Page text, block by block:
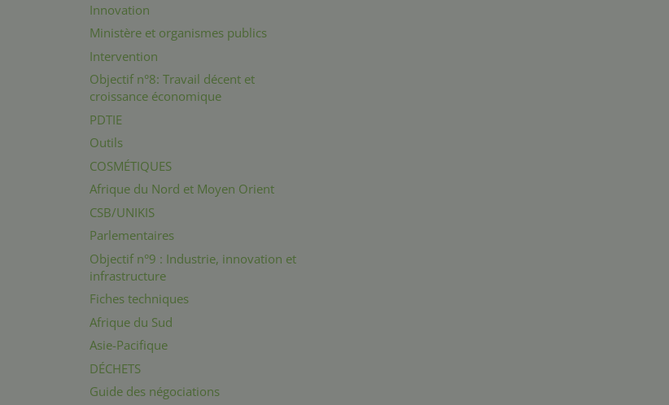
Innovation
Ministère et organismes publics
Intervention
Objectif n°8: Travail décent et
croissance économique
PDTIE
Outils
COSMÉTIQUES
Afrique du Nord et Moyen Orient
CSB/UNIKIS
Parlementaires
Objectif n°9 : Industrie, innovation et
infrastructure
Fiches techniques
Afrique du Sud
Asie-Pacifique
DÉCHETS
Guide des négociations